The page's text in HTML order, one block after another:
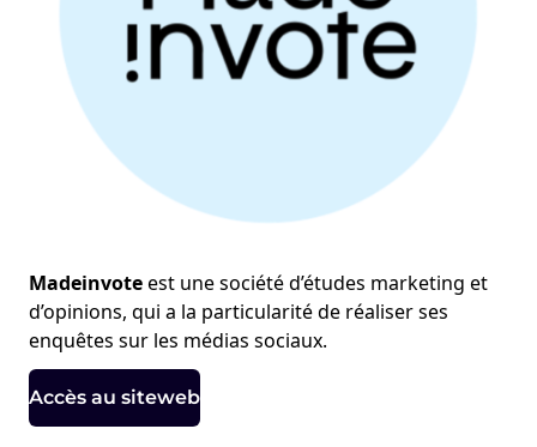
Madeinvoteest une société d’études marketing et
d’opinions, qui a la particularité de réaliser ses
enquêtes sur les médias sociaux.
Accès au siteweb